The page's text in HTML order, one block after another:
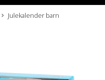
Julekalender barn